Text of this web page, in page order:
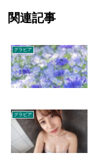
関連記事
グラビア
グラビア